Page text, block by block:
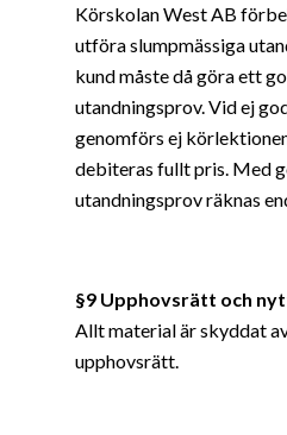
Körskolan West AB
utföra slumpmässiga
kund måste då göra ett
utandningsprov. Vid ej
genomförs ej
debiteras fullt pris. Med
utandningsprov räknas
§9 Upphovsrätt och
Allt material är skyddat
upphovsrätt.